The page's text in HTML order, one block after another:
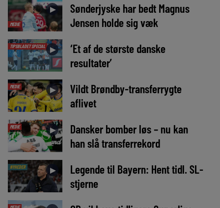
MEDIE
►
Sønderjyske har bedt Magnus
Jensen holde sig væk
TIPSBLADET SPECIAL ►
‘Et af de største danske
resultater’
MEDIE ►
Vildt Brøndby-transferrygte
aflivet
MEDIE ►
Dansker bomber løs – nu kan
han slå transferrekord
NYHEDER ►
Legende til Bayern: Hent tidl. SL-
stjerne